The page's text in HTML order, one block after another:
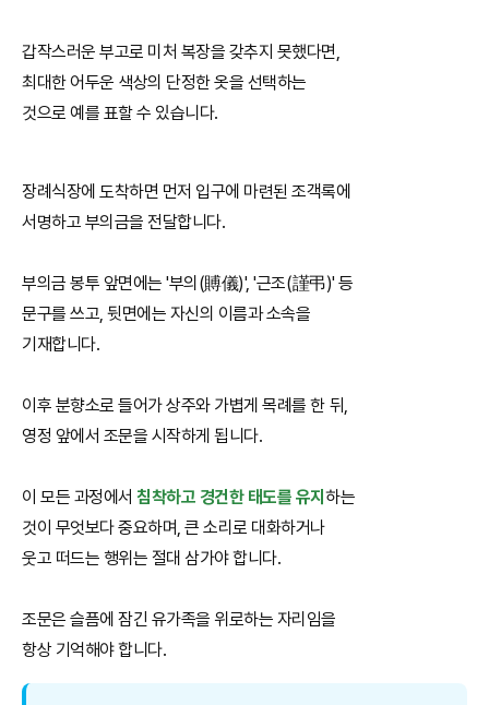
갑작스러운 부고로 미처 복장을 갖추지 못했다면,
최대한 어두운 색상의 단정한 옷을 선택하는
것으로 예를 표할 수 있습니다.
장례식장에 도착하면 먼저 입구에 마련된 조객록에
서명하고 부의금을 전달합니다.
부의금 봉투 앞면에는 '부의(賻儀)', '근조(謹弔)' 등
문구를 쓰고, 뒷면에는 자신의 이름과 소속을
기재합니다.
이후 분향소로 들어가 상주와 가볍게 목례를 한 뒤,
영정 앞에서 조문을 시작하게 됩니다.
이 모든 과정에서침착하고 경건한 태도를 유지하는
것이 무엇보다 중요하며, 큰 소리로 대화하거나
웃고 떠드는 행위는 절대 삼가야 합니다.
조문은 슬픔에 잠긴 유가족을 위로하는 자리임을
항상 기억해야 합니다.